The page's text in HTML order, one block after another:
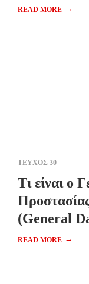
READ MORE →
ΤΕΥΧΟΣ 30
Τι είναι ο
(General
READ MORE →